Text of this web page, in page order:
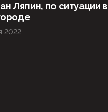
Ляпин, по ситуации в
2022